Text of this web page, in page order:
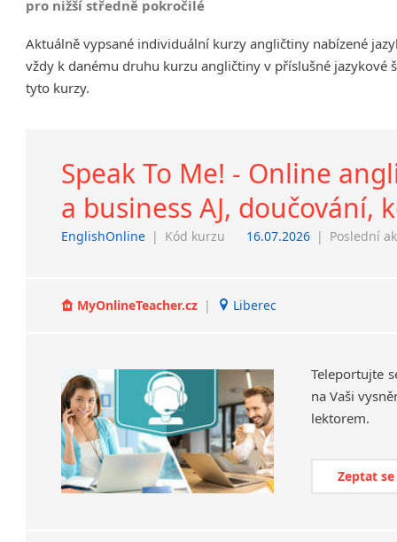
Děčín
Hodonín
Prostějov
Sedlčany
Tišnov
Vysoká nad Labem
pro nižší středně pokročilé
Aktuálně vypsané individuální kurzy angličtiny nabízené
vždy k danému druhu kurzu angličtiny v příslušné
tyto kurzy.
Speak To Me! - Online
a business AJ, doučování,
EnglishOnline | Kód kurzu 16.07.2026 | Poslední
MyOnlineTeacher.cz | Liberec
Teleportujte
na Vaši
lektorem.
Zeptat